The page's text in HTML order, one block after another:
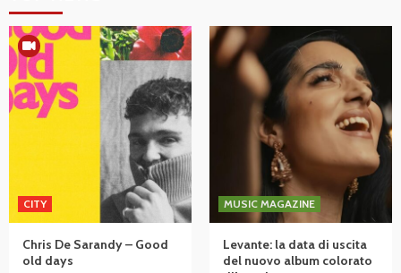
CITY
Chris De Sarandy – Good
old days
MUSIC MAGAZINE
Levante: la data di uscita
del nuovo album colorato